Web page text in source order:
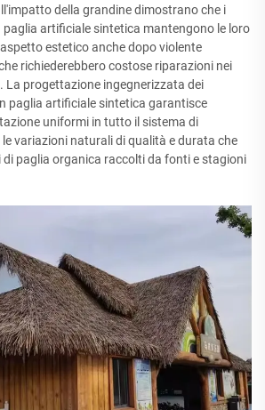
della grandine dimostrano che i
paglia artificiale sintetica mantengono le loro
estetico anche dopo violente
richiederebbero costose riparazioni nei
La progettazione ingegnerizzata dei
paglia artificiale sintetica garantisce
uniformi in tutto il sistema di
variazioni naturali di qualità e durata che
paglia organica raccolti da fonti e stagioni